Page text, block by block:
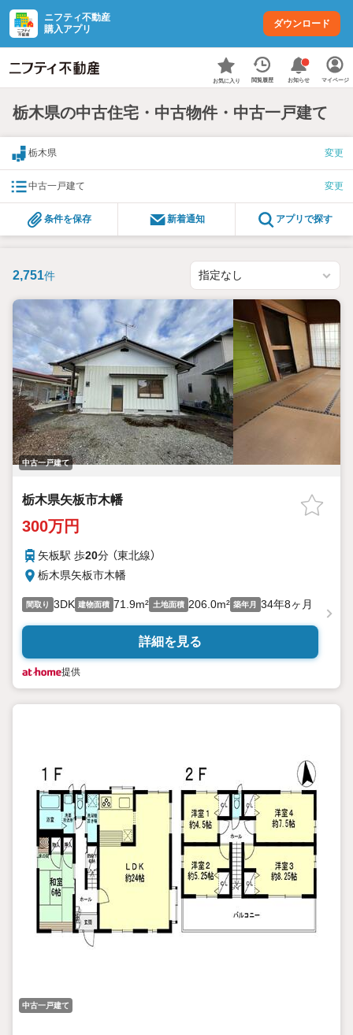
ニフティ不動産
購入アプリ
ダウンロード
お気に入り 閲覧履歴 お知らせ マイページ
栃木県の中古住宅・中古物件・中古一戸建て
栃木県 変更
中古一戸建て 変更
条件を保存 新着通知 アプリで探す
2,751件
中古一戸建て
栃木県矢板市木幡
300万円
矢板駅 歩20分 （東北線）
栃木県矢板市木幡
間取り 3DK 建物面積 71.9m² 土地面積 206.0m² 築年月 34年8ヶ月
詳細を見る
提供
中古一戸建て